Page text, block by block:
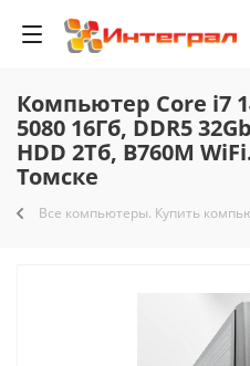
Компьютер Core i7
5080 16Гб, DDR5
HDD 2Тб, B760M
Томске
Все компьютеры. Купить